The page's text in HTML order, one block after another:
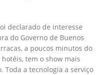
declarado de interesse
do Governo de Buenos
a poucos minutos do
tem o show mais
Toda a tecnologia a serviço